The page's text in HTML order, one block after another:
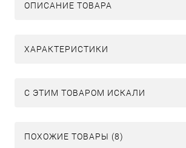
ОПИСАНИЕ ТОВАРА
ХАРАКТЕРИСТИКИ
C ЭТИМ ТОВАРОМ ИСКАЛИ
ПОХОЖИЕ ТОВАРЫ (8)